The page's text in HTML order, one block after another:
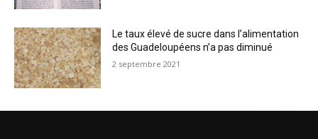
Le taux élevé de sucre dans l’alimentation
des Guadeloupéens n’a pas diminué
2 septembre 2021